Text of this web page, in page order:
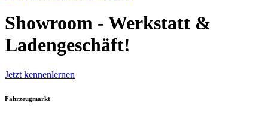
Showroom - Werkstatt &
Ladengeschäft!
Jetzt kennenlernen
Fahrzeugmarkt